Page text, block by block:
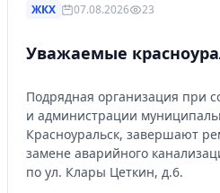
ЖКХ 07.08.2026 23
Уважаемые
Подрядная организация при
и администрации
Красноуральск, завершают
замене аварийного
по ул. Клары Цеткин, д.6.